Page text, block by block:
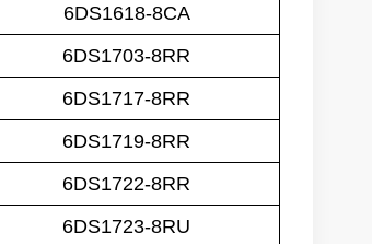
6DS1618-8CA
6DS1703-8RR
6DS1717-8RR
6DS1719-8RR
6DS1722-8RR
6DS1723-8RU